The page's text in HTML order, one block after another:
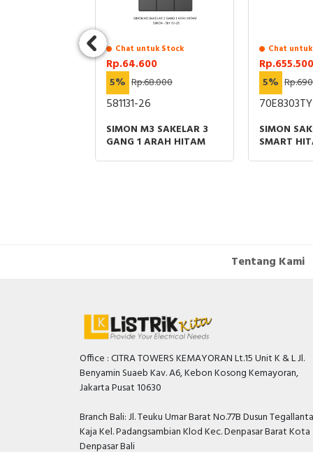
Chat untuk Stock
Rp.64.600
5% Rp.68.000
581131-26
SIMON M3 SAKELAR 3
GANG 1 ARAH HITAM
Chat
Rp.655.500
5%
SIMON
SMART
Tentang Kami
Office : CITRA TOWERS KEMAYORAN Lt.15 Unit K & L Jl.
Benyamin Suaeb Kav. A6, Kebon Kosong Kemayoran,
Jakarta Pusat 10630
Branch Bali: Jl. Teuku Umar Barat No.77B Dusun
Kaja Kel. Padangsambian Klod Kec. Denpasar Barat Kota
Denpasar Bali